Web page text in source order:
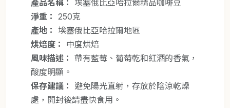
產品名稱：
埃塞俄比亞哈拉爾精品咖啡豆
淨重： 250克
產地：
埃塞俄比亞哈拉爾地區
烘焙度：
中度烘焙
風味描述： 帶有藍莓、葡萄乾和紅酒的香氣，
酸度明顯。
保存建議：
避免陽光直射，存放於陰涼乾燥
處，開封後請盡快食用。